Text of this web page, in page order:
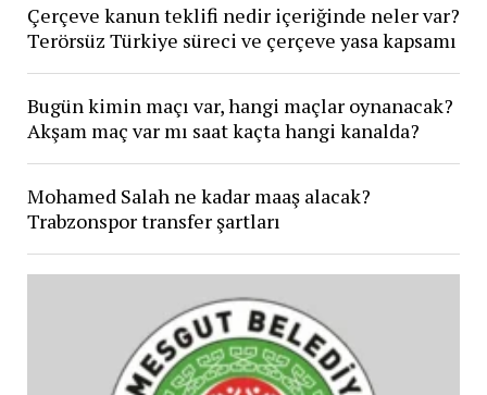
Çerçeve kanun teklifi nedir içeriğinde neler var?
Terörsüz Türkiye süreci ve çerçeve yasa kapsamı
Bugün kimin maçı var, hangi maçlar oynanacak?
Akşam maç var mı saat kaçta hangi kanalda?
Mohamed Salah ne kadar maaş alacak?
Trabzonspor transfer şartları